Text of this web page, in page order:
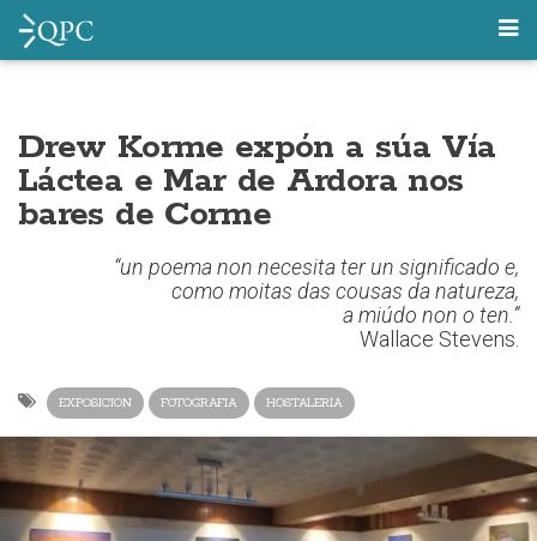
Drew Korme expón a súa Vía
Láctea e Mar de Ardora nos
bares de Corme
“un poema non necesita ter un significado e,
como moitas das cousas da natureza,
a miúdo non o ten.”
Wallace Stevens.
EXPOSICION FOTOGRAFIA HOSTALERIA